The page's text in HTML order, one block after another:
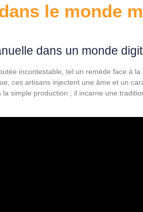
le monde
dans un monde
incontestable, tel un remède face à la
ces artisans injectent une âme et un
simple production ; il incarne une